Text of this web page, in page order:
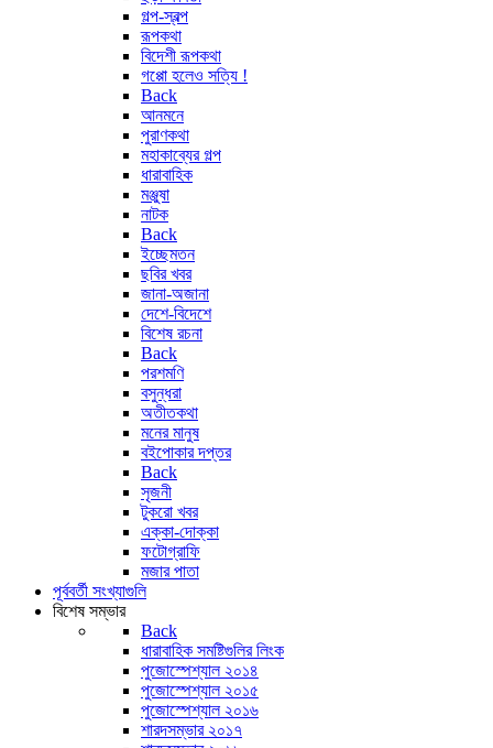
গল্প-স্বল্প
রূপকথা
বিদেশী রূপকথা
গপ্পো হলেও সত্যি !
Back
আনমনে
পুরাণকথা
মহাকাব্যের গল্প
ধারাবাহিক
মঞ্জুষা
নাটক
Back
ইচ্ছেমতন
ছবির খবর
জানা-অজানা
দেশে-বিদেশে
বিশেষ রচনা
Back
পরশমণি
বসুন্ধরা
অতীতকথা
মনের মানুষ
বইপোকার দপ্তর
Back
সৃজনী
টুকরো খবর
এক্কা-দোক্কা
ফটোগ্রাফি
মজার পাতা
পূর্ববর্তী সংখ্যাগুলি
বিশেষ সম্ভার
Back
ধারাবাহিক সমষ্টিগুলির লিংক
পুজোস্পেশ্যাল ২০১৪
পুজোস্পেশ্যাল ২০১৫
পুজোস্পেশ্যাল ২০১৬
শারদসম্ভার ২০১৭